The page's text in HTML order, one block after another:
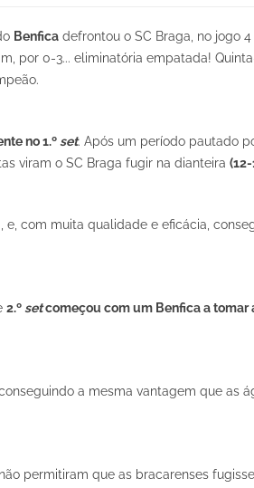
Benfica defrontou o SC Braga, no jogo
por 0-3... eliminatória empatada!
no 1.ºset. Após um período pautado
viram o SC Braga fugir na dianteira
com muita qualidade e eficácia,
2.ºsetcomeçou com um Benfica a tomar
a mesma vantagem que as
permitiram que as bracarenses